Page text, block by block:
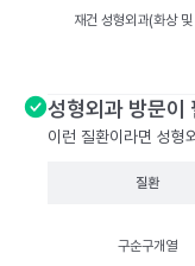
재건 성형외과(화상
성형외과 방문이
이런 질환이라면 성형
질환
구순구개열